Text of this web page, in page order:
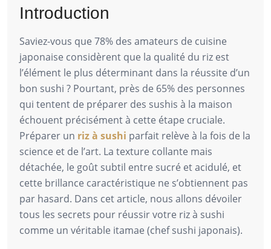
Introduction
Saviez-vous que 78% des amateurs de cuisine
japonaise considèrent que la qualité du riz est
l’élément le plus déterminant dans la réussite d’un
bon sushi ? Pourtant, près de 65% des personnes
qui tentent de préparer des sushis à la maison
échouent précisément à cette étape cruciale.
Préparer un riz à sushi parfait relève à la fois de la
science et de l’art. La texture collante mais
détachée, le goût subtil entre sucré et acidulé, et
cette brillance caractéristique ne s’obtiennent pas
par hasard. Dans cet article, nous allons dévoiler
tous les secrets pour réussir votre riz à sushi
comme un véritable itamae (chef sushi japonais).